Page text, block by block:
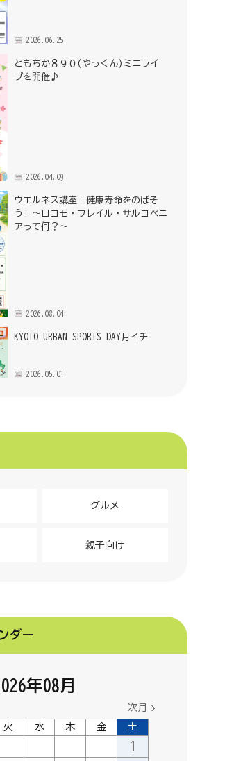
2026.06.25
ともちか８９０(やっくん)ミニライ
ブを開催♪
2026.04.09
ウエルネス講座「健康寿命をのばそ
う」～ロコモ・フレイル・サルコペニ
アって何？～
2026.08.04
KYOTO URBAN SPORTS DAY月イチ
2026.05.01
グルメ
親子向け
ダー
年08月
次月
火 水 木 金 土
1